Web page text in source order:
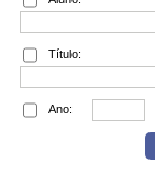
Título:
Ano: